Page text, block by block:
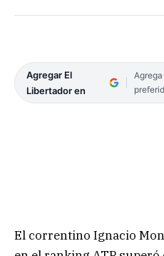
Agregar El
Libertador en
El correntino Ignacio